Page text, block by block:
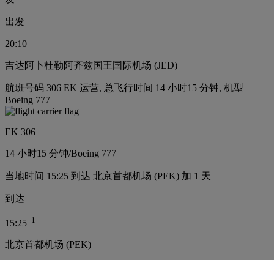
出发
20:10
吉达阿卜杜勒阿齐兹国王国际机场 (JED)
航班号码 306 EK 运营, 总飞行时间 14 小时15 分钟, 机型
Boeing 777
EK 306
14 小时15 分钟/Boeing 777
当地时间 15:25 到达 北京首都机场 (PEK) 加 1 天
到达
15:25+1
北京首都机场 (PEK)